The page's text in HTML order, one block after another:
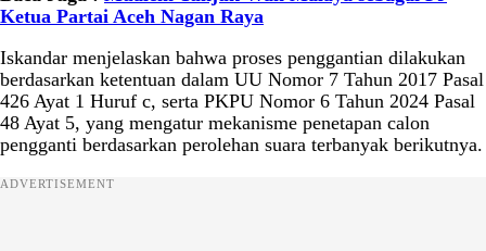
Ketua Partai Aceh Nagan Raya
Iskandar menjelaskan bahwa proses penggantian dilakukan
berdasarkan ketentuan dalam UU Nomor 7 Tahun 2017 Pasal
426 Ayat 1 Huruf c, serta PKPU Nomor 6 Tahun 2024 Pasal
48 Ayat 5, yang mengatur mekanisme penetapan calon
pengganti berdasarkan perolehan suara terbanyak berikutnya.
ADVERTISEMENT